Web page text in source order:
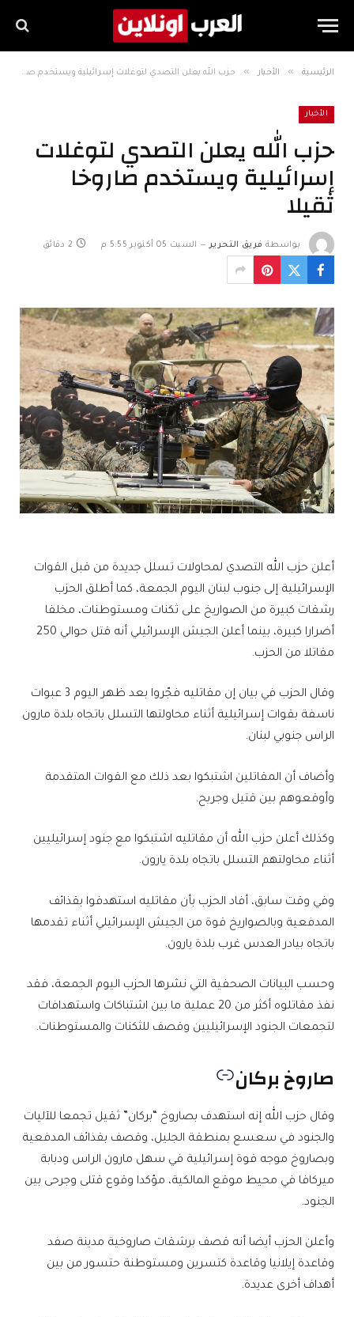
الرئيسية » الأخبار » حزب الله يعلن التصدي لتوغلات إسرائيلية ويستخدم صاروخا ثقيلا
الأخبار
حزب الله يعلن التصدي لتوغلات
إسرائيلية ويستخدم صاروخا
ثقيلا
بواسطة فريق التحرير السبت 05 أكتوبر 5:55 م 2 دقائق
أعلن حزب الله التصدي لمحاولات تسلل جديدة من قبل القوات
الإسرائيلية إلى جنوب لبنان اليوم الجمعة، كما أطلق الحزب
رشقات كبيرة من الصواريخ على ثكنات ومستوطنات، مخلفا
أضرارا كبيرة، بينما أعلن الجيش الإسرائيلي أنه قتل حوالي 250
مقاتلا من الحزب.
وقال الحزب في بيان إن مقاتليه فجّروا بعد ظهر اليوم 3 عبوات
ناسفة بقوات إسرائيلية أثناء محاولتها التسلل باتجاه بلدة مارون
الراس جنوبي لبنان.
وأضاف أن المقاتلين اشتبكوا بعد ذلك مع القوات المتقدمة
وأوقعوهم بين قتيل وجريح.
وكذلك أعلن حزب الله أن مقاتليه اشتبكوا مع جنود إسرائيليين
أثناء محاولتهم التسلل باتجاه بلدة يارون.
وفي وقت سابق، أفاد الحزب بأن مقاتليه استهدفوا بقذائف
المدفعية وبالصواريخ قوة من الجيش الإسرائيلي أثناء تقدمها
باتجاه بيادر العدس غرب بلدة يارون.
وحسب البيانات الصحفية التي نشرها الحزب اليوم الجمعة، فقد
نفذ مقاتلوه أكثر من 20 عملية ما بين اشتباكات واستهدافات
لتجمعات الجنود الإسرائيليين وقصف للثكنات والمستوطنات.
صاروخ بركان
وقال حزب الله إنه استهدف بصاروخ “بركان” ثقيل تجمعا للآليات
والجنود في سعسع بمنطقة الجليل، وقصف بقذائف المدفعية
وبصاروخ موجه قوة إسرائيلية في سهل مارون الراس ودبابة
ميركافا في محيط موقع المالكية، مؤكدا وقوع قتلى وجرحى بين
الجنود.
وأعلن الحزب أيضا أنه قصف برشقات صاروخية مدينة صفد
وقاعدة إيلانيا وقاعدة كتسرين ومستوطنة حتسور من بين
أهداف أخرى عديدة.